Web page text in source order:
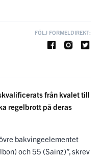
FÖLJ FORMELDIREKT:
från kvalet till
regelbrott på deras
bakvingeelementet
och 55 (Sainz)”, skrev